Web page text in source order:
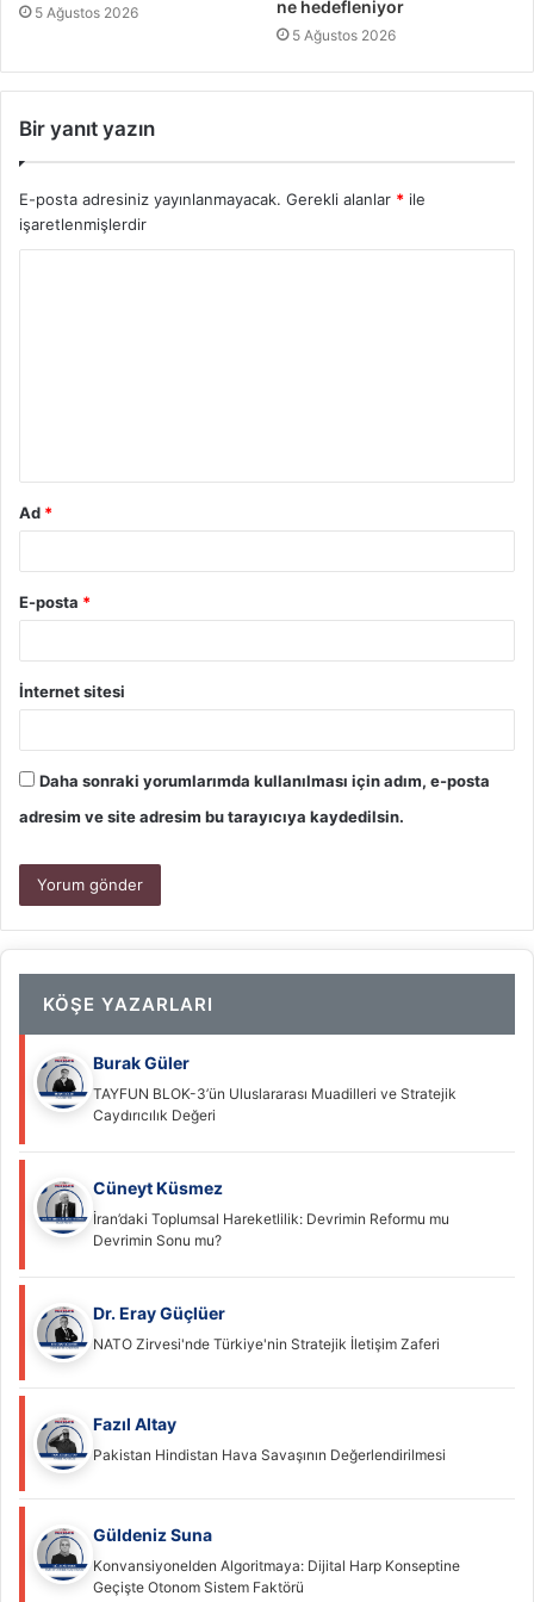
5 Ağustos 2026 ne hedefleniyor
5 Ağustos 2026
Bir yanıt yazın
E-posta adresiniz yayınlanmayacak. Gerekli alanlar * ile
işaretlenmişlerdir
Ad *
E-posta *
İnternet sitesi
Daha sonraki yorumlarımda kullanılması için adım, e-posta
adresim ve site adresim bu tarayıcıya kaydedilsin.
KÖŞE YAZARLARI
Burak Güler
TAYFUN BLOK-3’ün Uluslararası Muadilleri ve Stratejik
Caydırıcılık Değeri
Cüneyt Küsmez
İran’daki Toplumsal Hareketlilik: Devrimin Reformu mu
Devrimin Sonu mu?
Dr. Eray Güçlüer
NATO Zirvesi'nde Türkiye'nin Stratejik İletişim Zaferi
Fazıl Altay
Pakistan Hindistan Hava Savaşının Değerlendirilmesi
Güldeniz Suna
Konvansiyonelden Algoritmaya: Dijital Harp Konseptine
Geçişte Otonom Sistem Faktörü